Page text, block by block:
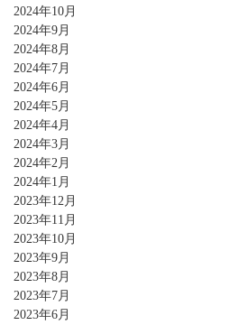
2024年10月
2024年9月
2024年8月
2024年7月
2024年6月
2024年5月
2024年4月
2024年3月
2024年2月
2024年1月
2023年12月
2023年11月
2023年10月
2023年9月
2023年8月
2023年7月
2023年6月